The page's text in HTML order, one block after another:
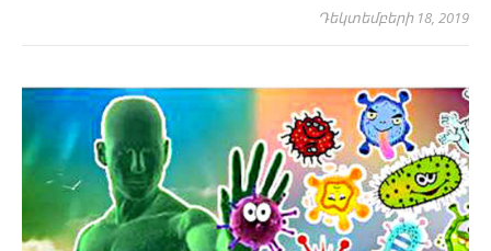
Դեկտեմբերի 18, 2019